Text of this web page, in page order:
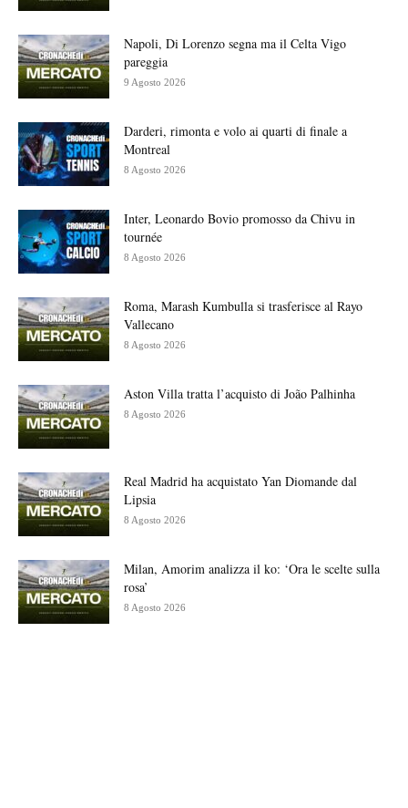
Napoli, Di Lorenzo segna ma il Celta Vigo
pareggia
9 Agosto 2026
Darderi, rimonta e volo ai quarti di finale a
Montreal
8 Agosto 2026
Inter, Leonardo Bovio promosso da Chivu in
tournée
8 Agosto 2026
Roma, Marash Kumbulla si trasferisce al Rayo
Vallecano
8 Agosto 2026
Aston Villa tratta l’acquisto di João Palhinha
8 Agosto 2026
Real Madrid ha acquistato Yan Diomande dal
Lipsia
8 Agosto 2026
Milan, Amorim analizza il ko: ‘Ora le scelte sulla
rosa’
8 Agosto 2026